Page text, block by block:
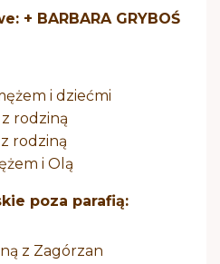
+ BARBARA GRYBOŚ
i dziećmi
rodziną
rodziną
i Olą
poza parafią:
z Zagórzan